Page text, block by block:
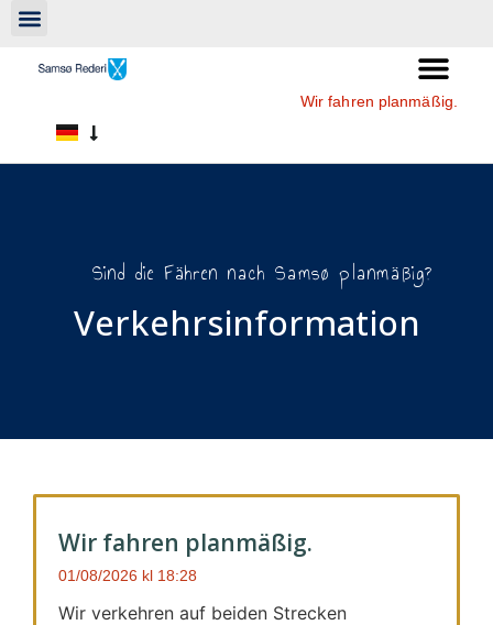
Wir fahren planmäßig.
Sind die Fähren nach Samsø planmäßig?
Verkehrsinformation​
Wir fahren planmäßig.
01/08/2026 18:28
Wir verkehren auf beiden Strecken